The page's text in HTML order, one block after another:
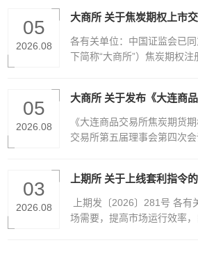
0%。按规则规定执行的交
度高于上述标准的，仍按相关
额非期货公司会员或者客户
为20手。单日开仓交易数量
量按照单个客户执行。套期
的非期货公司会员或者客户
暂停开仓不低于5个交易日的
施。情节严重的，按照《郑
合约保持一致。特此公告。
6日
05
2026.08
大商所 关于焦炭期权上市
各有关单位：中国证监会已
下简称“大商所”）焦炭期权注
00开盘。9月2日（周三）当
易。二、上市交易合约焦炭
以J2611、J2612、J2701、
计算焦炭期权合约的挂牌基
约历史波动率。挂牌基准价
后，通过会员服务系统随结
05
2026.08
《大连商品交易所焦炭期货
交易所第五届理事会第四次
03
2026.08
上期所 关于上线套利指令
上期发〔2026〕281号 各
场需要，提高市场运行效率